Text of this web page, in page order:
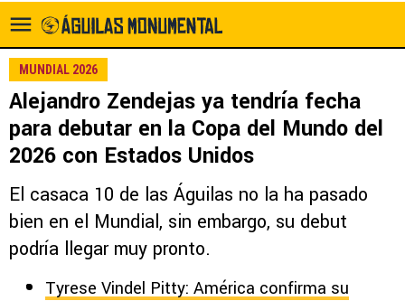
MUNDIAL 2026
Alejandro Zendejas ya tendría fecha
para debutar en la Copa del Mundo del
2026 con Estados Unidos
El casaca 10 de las Águilas no la ha pasado
bien en el Mundial, sin embargo, su debut
podría llegar muy pronto.
Tyrese Vindel Pitty: América confirma su